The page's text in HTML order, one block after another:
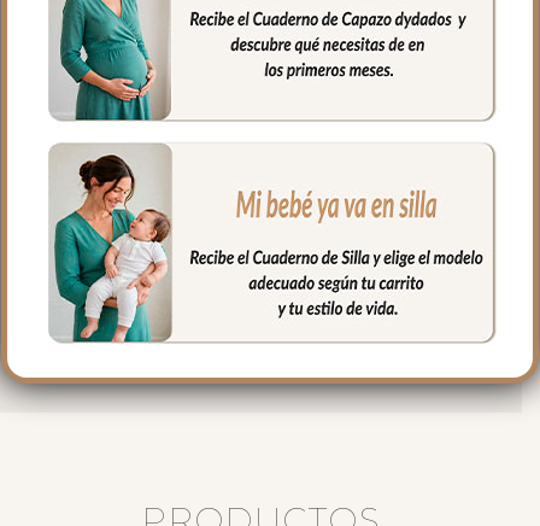
Estilo clásico y delicado, ideal como
detalle de bautizo, regalo especial o
elemento de protección y
acompañamiento espiritual.
Ligera y fácil de colocar, gracias a su
pequeño broche metálico con cierre de
seguridad en la parte superior.
Esta medalla es un detalle tierno y
significativo para acompañar a tu bebé
en su día a día, transmitiendo cariño, fe y